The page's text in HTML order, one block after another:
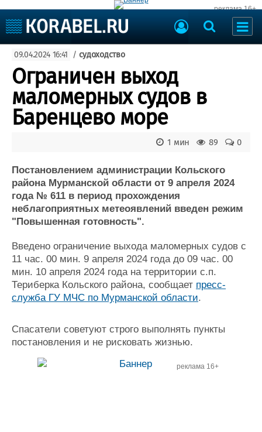
реклама 16+
Судоходство
Судоремонт
События
Пресс-релизы
Порты
Рыболовство
ВМФ
Образование
Судостроение
Пульс
Новости
Компании
Работа
Крюинг
Журнал
Реклама
Торговая площадка
Доска объявлений
Продажа флота
Оборудование
Материалы
Услуги
Выставки и семинары
Словарь
Галерея флота
Отзывы
09.04.2024 16:41 / судоходство
Ограничен выход
маломерных судов в
Баренцево море
0
89
1 мин
Постановлением администрации Кольского
района Мурманской области от 9 апреля 2024
года № 611 в период прохождения
неблагоприятных метеоявлений введен режим
"Повышенная готовность".
Введено ограничение выхода маломерных судов с
11 час. 00 мин. 9 апреля 2024 года до 09 час. 00
мин. 10 апреля 2024 года на территории с.п.
Териберка Кольского района, сообщает пресс-
служба ГУ МЧС по Мурманской области.
Спасатели советуют строго выполнять пункты
постановления и не рисковать жизнью.
реклама 16+